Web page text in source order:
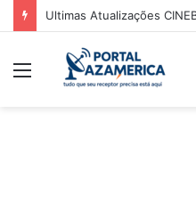
Ultimas Atualizações